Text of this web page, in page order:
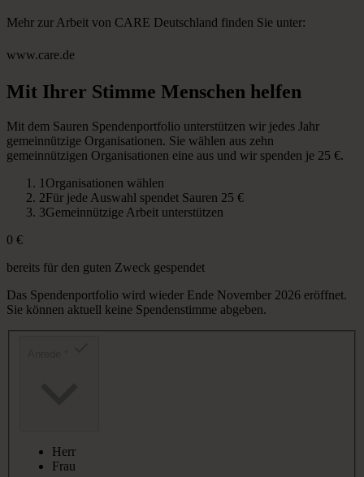
Mehr zur Arbeit von CARE Deutschland finden Sie unter:
www.care.de
Mit Ihrer Stimme Menschen helfen
Mit dem Sauren Spendenportfolio unterstützen wir jedes Jahr
gemeinnützige Organisationen. Sie wählen aus zehn
gemeinnützigen Organisationen eine aus und wir spenden je 25 €.
1 Organisationen wählen
2Für jede Auswahl spendet Sauren 25 €
3Gemeinnützige Arbeit unterstützen
0 €
bereits für den guten Zweck gespendet
Das Spendenportfolio wird wieder Ende November 2026 eröffnet.
Sie können aktuell keine Spendenstimme abgeben.
Herr
Frau